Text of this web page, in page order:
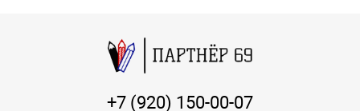
+7 (920) 150-00-07